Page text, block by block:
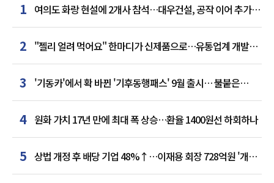
1 여의도 화랑 현설에 2개사 참석…대우건설, 공작 이어 추가
거점 확보하나
2 "젤리 얼려 먹어요" 한마디가 신제품으로…유통업계 개발실
된 SNS
3
'기동카'에서 확 바뀐 '기후동행패스' 9월 출시… 불붙은
카드사 경쟁
4 원화 가치 17년 만에 최대 폭 상승…환율 1400원선 하회하나
5 상법 개정 후 배당 기업 48%↑…이재용 회장 728억원 '개인
최다'